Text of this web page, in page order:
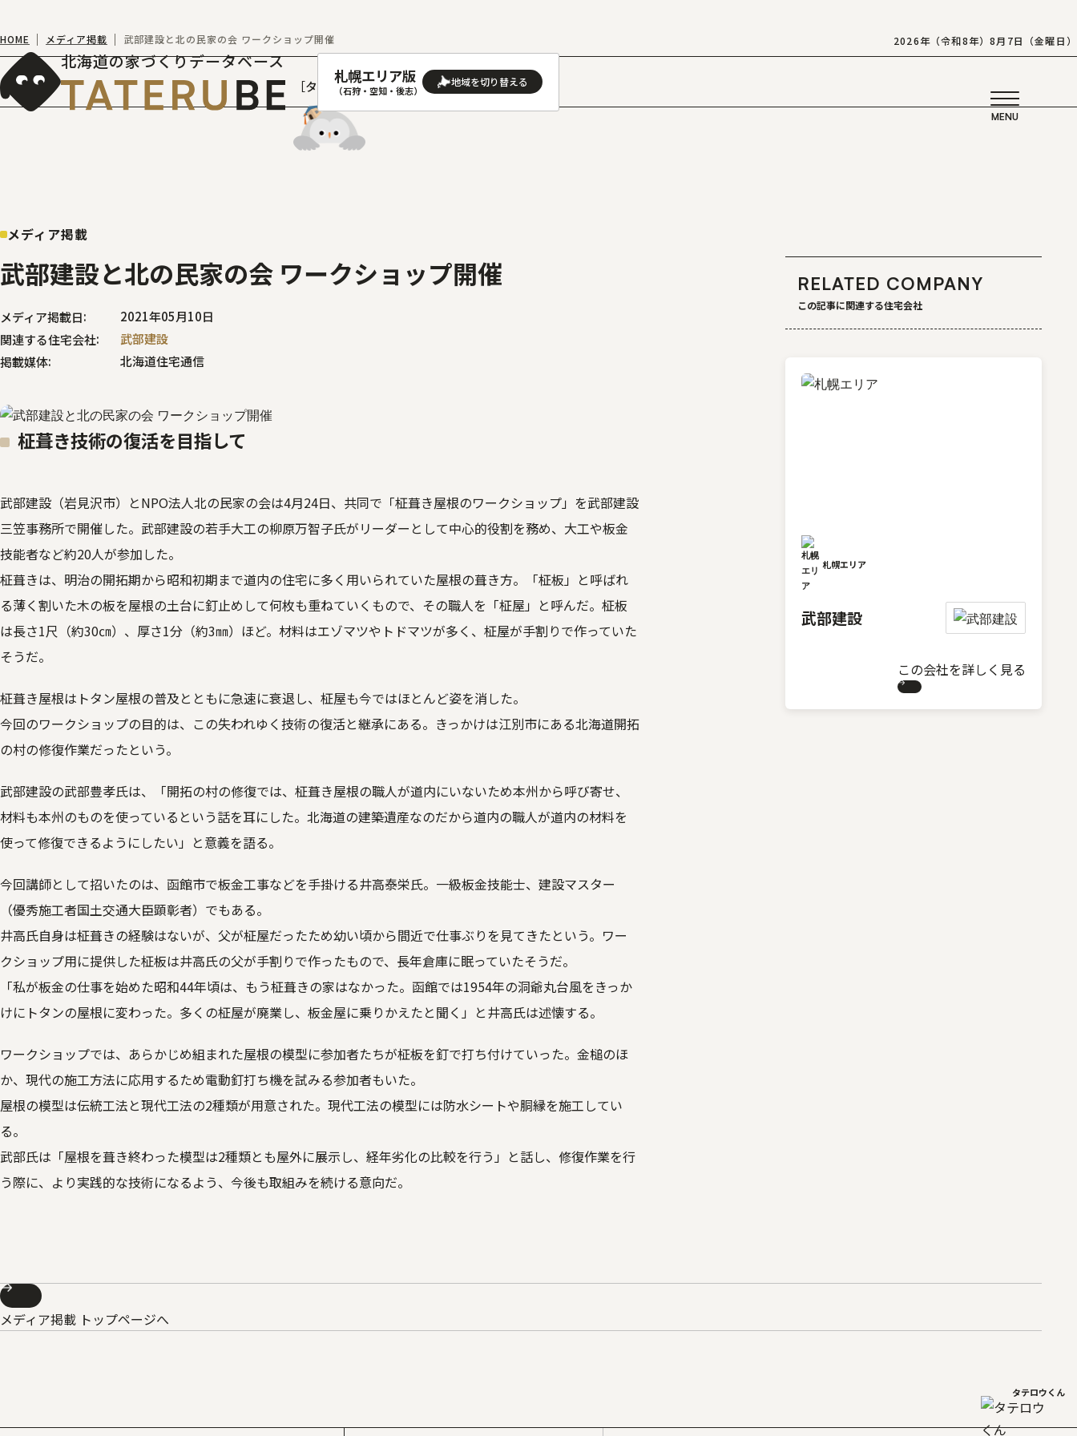
北海道の家づくりデータベース
［タテルベ］
札幌エリア版
（石狩・空知・後志）
AREA
北見(オホーツク)版
2026年（令和8年）8月7日（金曜日）
HOME メディア掲載 武部建設と北の民家の会 ワークショップ開催
メディア掲載
武部建設と北の民家の会 ワークショップ開催
メディア掲載日
2021年05月10日
関連する住宅会社
武部建設
掲載媒体
北海道住宅通信
柾葺き技術の復活を目指して
武部建設（岩見沢市）とNPO法人北の民家の会は4月24日、共同で「柾葺き屋根のワークショップ」を武部建設
三笠事務所で開催した。武部建設の若手大工の柳原万智子氏がリーダーとして中心的役割を務め、大工や板金
技能者など約20人が参加した。
柾葺きは、明治の開拓期から昭和初期まで道内の住宅に多く用いられていた屋根の葺き方。「柾板」と呼ばれ
る薄く割いた木の板を屋根の土台に釘止めして何枚も重ねていくもので、その職人を「柾屋」と呼んだ。柾板
は長さ1尺（約30㎝）、厚さ1分（約3㎜）ほど。材料はエゾマツやトドマツが多く、柾屋が手割りで作っていた
そうだ。
柾葺き屋根はトタン屋根の普及とともに急速に衰退し、柾屋も今ではほとんど姿を消した。
今回のワークショップの目的は、この失われゆく技術の復活と継承にある。きっかけは江別市にある北海道開拓
の村の修復作業だったという。
武部建設の武部豊孝氏は、「開拓の村の修復では、柾葺き屋根の職人が道内にいないため本州から呼び寄せ、
材料も本州のものを使っているという話を耳にした。北海道の建築遺産なのだから道内の職人が道内の材料を
使って修復できるようにしたい」と意義を語る。
今回講師として招いたのは、函館市で板金工事などを手掛ける井高泰栄氏。一級板金技能士、建設マスター
（優秀施工者国土交通大臣顕彰者）でもある。
井高氏自身は柾葺きの経験はないが、父が柾屋だったため幼い頃から間近で仕事ぶりを見てきたという。ワー
クショップ用に提供した柾板は井高氏の父が手割りで作ったもので、長年倉庫に眠っていたそうだ。
「私が板金の仕事を始めた昭和44年頃は、もう柾葺きの家はなかった。函館では1954年の洞爺丸台風をきっか
けにトタンの屋根に変わった。多くの柾屋が廃業し、板金屋に乗りかえたと聞く」と井高氏は述懐する。
ワークショップでは、あらかじめ組まれた屋根の模型に参加者たちが柾板を釘で打ち付けていった。金槌のほ
か、現代の施工方法に応用するため電動釘打ち機を試みる参加者もいた。
屋根の模型は伝統工法と現代工法の2種類が用意された。現代工法の模型には防水シートや胴縁を施工してい
る。
武部氏は「屋根を葺き終わった模型は2種類とも屋外に展示し、経年劣化の比較を行う」と話し、修復作業を行
う際に、より実践的な技術になるよう、今後も取組みを続ける意向だ。
RELATED COMPANY
この記事に関連する住宅会社
札幌エリア
武部建設
この会社を詳しく見る
メディア掲載 トップページへ
タテロウくん